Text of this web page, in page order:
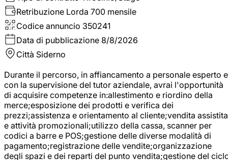
Retribuzione Lorda 700 mensile
Codice annuncio 350241
Data di pubblicazione 8/8/2026
Città Siderno
Durante il percorso, in affiancamento a personale esperto e
con la supervisione del tutor aziendale, avrai l'opportunità
di acquisire competenze in:allestimento e riordino della
merce;esposizione dei prodotti e verifica dei
prezzi;assistenza e orientamento al cliente;vendita assistita
e attività promozionali;utilizzo della cassa, scanner per
codici a barre e POS;gestione delle diverse modalità di
pagamento;registrazione delle vendite;organizzazione
degli spazi e dei reparti del punto vendita;gestione del